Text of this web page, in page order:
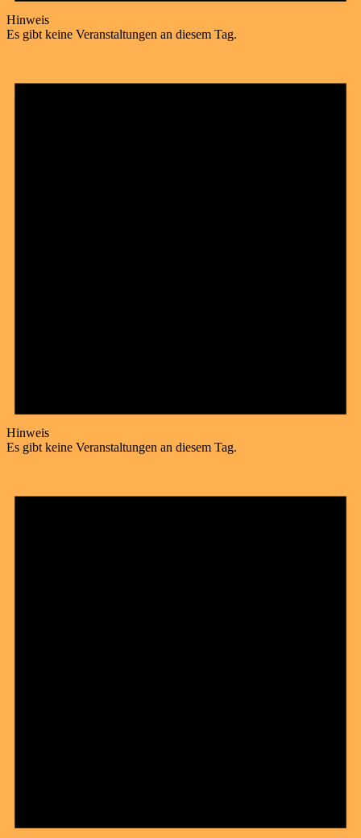
Hinweis
Es gibt keine Veranstaltungen an diesem Tag.
Hinweis
Es gibt keine Veranstaltungen an diesem Tag.